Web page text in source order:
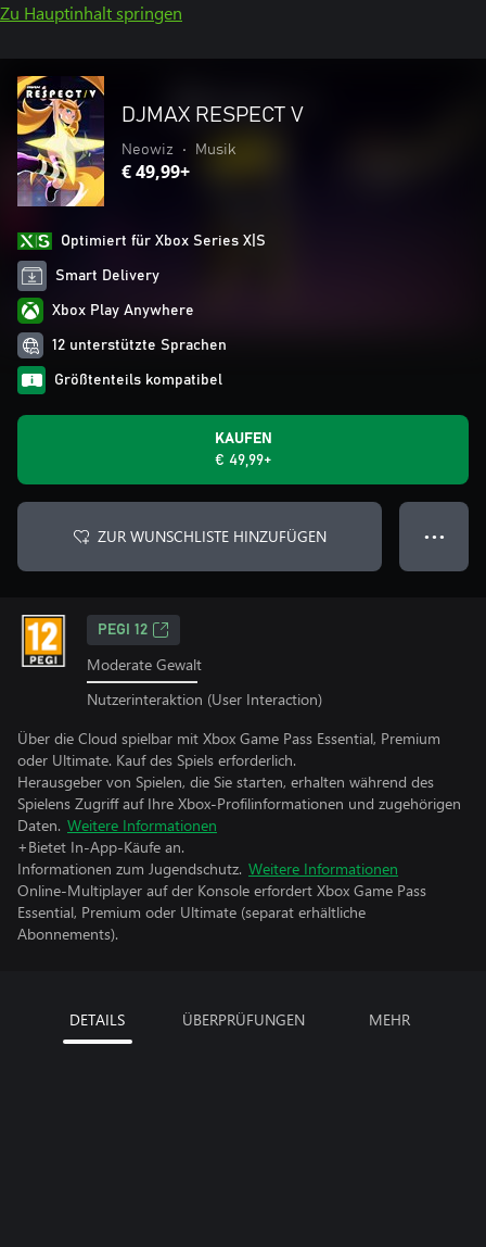
Zu Hauptinhalt springen
DJMAX RESPECT V
Neowiz • Musik
€ 49,99+
Optimiert für Xbox Series X|S
Smart Delivery
Xbox Play Anywhere
12 unterstützte Sprachen
Größtenteils kompatibel
KAUFEN
€ 49,99+
ZUR WUNSCHLISTE HINZUFÜGEN ● ● ●
PEGI 12
Moderate Gewalt
Nutzerinteraktion (User Interaction)
Über die Cloud spielbar mit Xbox Game Pass Essential, Premium
oder Ultimate. Kauf des Spiels erforderlich.
Herausgeber von Spielen, die Sie starten, erhalten während des
Spielens Zugriff auf Ihre Xbox-Profilinformationen und zugehörigen
Daten. Weitere Informationen
+Bietet In-App-Käufe an.
Informationen zum Jugendschutz. Weitere Informationen
Online-Multiplayer auf der Konsole erfordert Xbox Game Pass
Essential, Premium oder Ultimate (separat erhältliche
Abonnements).
DETAILS ÜBERPRÜFUNGEN MEHR